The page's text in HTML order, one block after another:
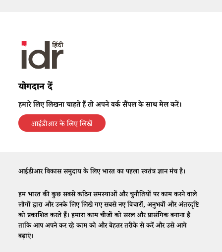
योगदान दें
हमारे लिए लिखना चाहते हैं तो अपने वर्क सैंपल के साथ मेल करें।
आईडीआर के लिए लिखें
आईडीआर विकास समुदाय के लिए भारत का पहला स्वतंत्र ज्ञान मंच है।
हम भारत की कुछ सबसे कठिन समस्याओं और चुनौतियों पर काम करने वाले
लोगों द्वारा और उनके लिए लिखे गए सबसे नए विचारों, अनुभवों और अंतरदृष्टि
को प्रकाशित करते हैं। हमारा काम चीजों को सरल और प्रासंगिक बनाना है
ताकि आप अपने कर रहे काम को और बेहतर तरीके से करें और उसे आगे
बढ़ाएं।